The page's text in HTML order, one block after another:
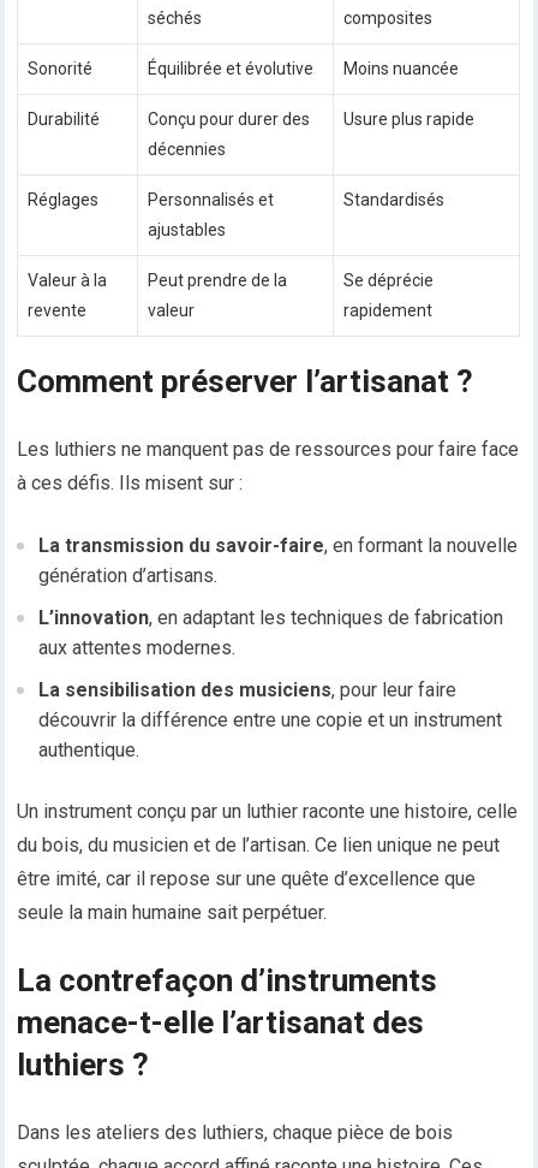
séchés
composites
Sonorité Équilibrée et évolutive Moins nuancée
Durabilité
Conçu pour durer des
décennies
Usure plus rapide
Réglages
Personnalisés et
ajustables
Standardisés
Valeur à la
revente
Peut prendre de la
valeur
Se déprécie
rapidement
Comment préserver l’artisanat ?
Les luthiers ne manquent pas de ressources pour faire face
à ces défis. Ils misent sur :
La transmission du savoir-faire, en formant la nouvelle
génération d’artisans.
L’innovation, en adaptant les techniques de fabrication
aux attentes modernes.
La sensibilisation des musiciens, pour leur faire
découvrir la différence entre une copie et un instrument
authentique.
Un instrument conçu par un luthier raconte une histoire, celle
du bois, du musicien et de l’artisan. Ce lien unique ne peut
être imité, car il repose sur une quête d’excellence que
seule la main humaine sait perpétuer.
La contrefaçon d’instruments
menace-t-elle l’artisanat des
luthiers ?
Dans les ateliers des luthiers, chaque pièce de bois